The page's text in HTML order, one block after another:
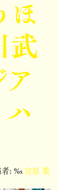
武
: %s宮原 葉